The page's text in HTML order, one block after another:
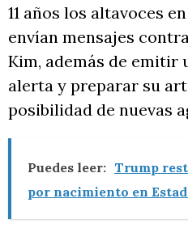
11 años los altavoces
envían mensajes
Kim, además de emitir
alerta y preparar su
posibilidad de nuevas
Puedes leer: Trump
por nacimiento en